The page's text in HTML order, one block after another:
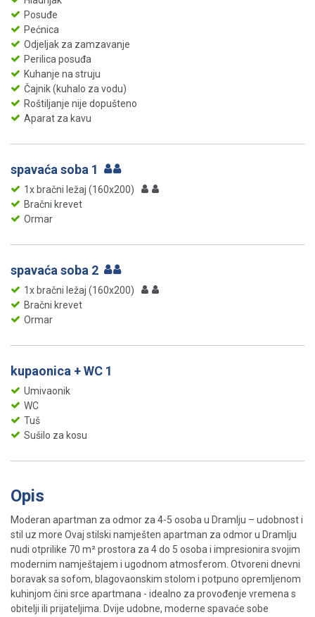
Posuđe
Pećnica
Odjeljak za zamzavanje
Perilica posuđa
Kuhanje na struju
Čajnik (kuhalo za vodu)
Roštiljanje nije dopušteno
Aparat za kavu
spavaća soba 1
1x bračni ležaj (160x200)
Bračni krevet
Ormar
spavaća soba 2
1x bračni ležaj (160x200)
Bračni krevet
Ormar
kupaonica + WC 1
Umivaonik
WC
Tuš
Sušilo za kosu
Opis
Moderan apartman za odmor za 4-5 osoba u Dramlju – udobnost i
stil uz more Ovaj stilski namješten apartman za odmor u Dramlju
nudi otprilike 70 m² prostora za 4 do 5 osoba i impresionira svojim
modernim namještajem i ugodnom atmosferom. Otvoreni dnevni
boravak sa sofom, blagovaonskim stolom i potpuno opremljenom
kuhinjom čini srce apartmana - idealno za provođenje vremena s
obitelji ili prijateljima. Dvije udobne, moderne spavaće sobe